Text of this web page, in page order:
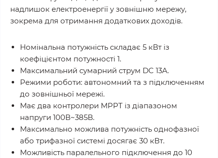
надлишок електроенергії у зовнішню мережу,
зокрема для отримання додаткових доходів.
Номінальна потужність складає 5 кВт із
коефіцієнтом потужності 1.
Максимальний сумарний струм DC 13А.
Режими роботи: автономний та з підключенням
до зовнішньої мережі.
Має два контролери МРРТ із діапазоном
напруги 100В~385В.
Максимально можлива потужність однофазної
або трифазної системі досягає 30 кВт.
Можливість паралельного підключення до 10